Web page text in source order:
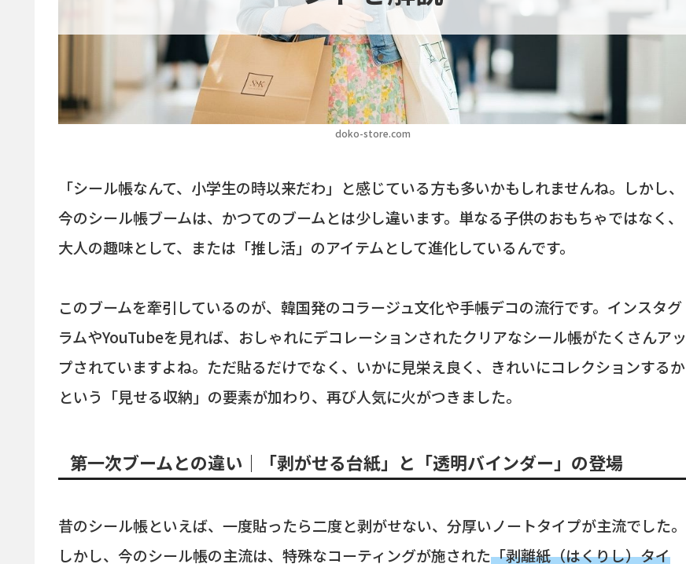
doko-store.com
「シール帳なんて、小学生の時以来だわ」と感じている方も多いかもしれませんね。しかし、
今のシール帳ブームは、かつてのブームとは少し違います。単なる子供のおもちゃではなく、
大人の趣味として、または「推し活」のアイテムとして進化しているんです。
このブームを牽引しているのが、韓国発のコラージュ文化や手帳デコの流行です。インスタグ
ラムやYouTubeを見れば、おしゃれにデコレーションされたクリアなシール帳がたくさんアッ
プされていますよね。ただ貼るだけでなく、いかに見栄え良く、きれいにコレクションするか
という「見せる収納」の要素が加わり、再び人気に火がつきました。
第一次ブームとの違い｜「剥がせる台紙」と「透明バインダー」の登場
昔のシール帳といえば、一度貼ったら二度と剥がせない、分厚いノートタイプが主流でした。
しかし、今のシール帳の主流は、特殊なコーティングが施された「剥離紙（はくりし）タイ